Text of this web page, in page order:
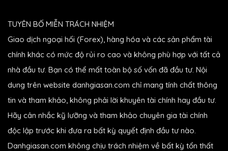
TUYÊN BỐ MIỄN TRÁCH NHIỆM
Giao dịch ngoại hối (Forex), hàng hóa và các sản phẩm tài
chính khác có mức độ rủi ro cao và không phù hợp với tất cả
nhà đầu tư. Bạn có thể mất toàn bộ số vốn đã đầu tư. Nội
dung trên website danhgiasan.com chỉ mang tính chất thông
tin và tham khảo, không phải lời khuyên tài chính hay đầu tư.
Hãy cân nhắc kỹ lưỡng và tham khảo chuyên gia tài chính
độc lập trước khi đưa ra bất kỳ quyết định đầu tư nào.
Danhgiasan.com không chịu trách nhiệm về bất kỳ tổn thất